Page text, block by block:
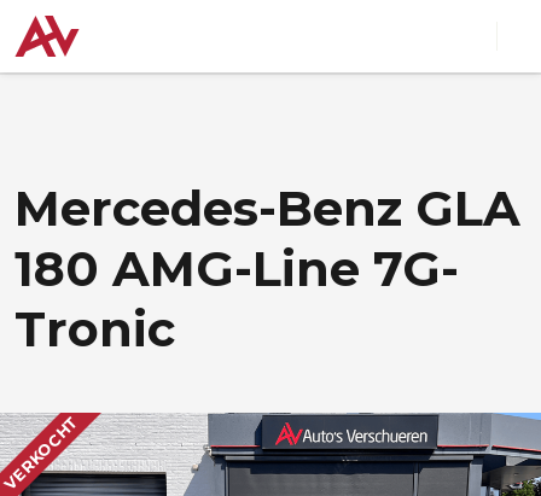
Mercedes-Benz GLA
180 AMG-Line 7G-
Tronic
VERKOCHT